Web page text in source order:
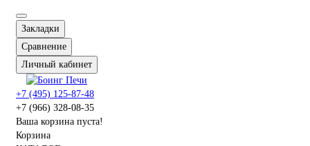
Закладки
Сравнение
Личный кабинет
+7 (495) 125-87-48
+7 (966) 328-08-35
Ваша корзина пуста!
Корзина